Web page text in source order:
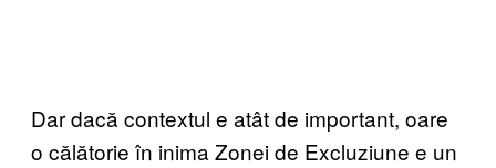
Dar dacă contextul e atât de important, oare
o călătorie în inima Zonei de Excluziune e un